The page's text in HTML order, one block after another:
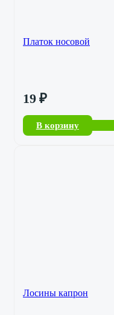
Платок носовой
19 ₽
В корзину
Лосины капрон